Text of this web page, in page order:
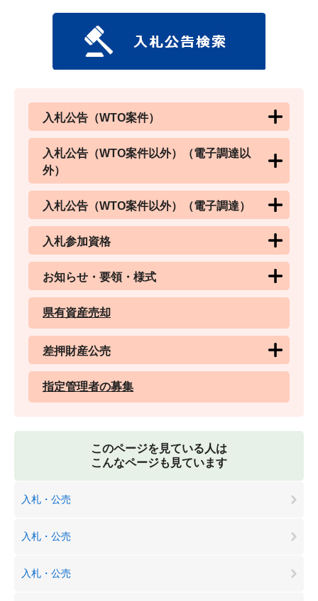
入札公告（WTO案件）
入札公告（WTO案件以外）（電子調達以
外）
入札公告（WTO案件以外）（電子調達）
入札参加資格
お知らせ・要領・様式
県有資産売却
差押財産公売
指定管理者の募集
このページを見ている人は
こんなページも見ています
入札・公売
入札・公売
入札・公売